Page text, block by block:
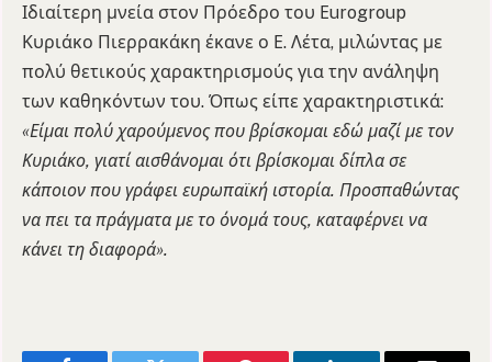
Ιδιαίτερη μνεία στον Πρόεδρο του Εurogroup
Κυριάκο Πιερρακάκη έκανε ο Ε. Λέτα, μιλώντας με
πολύ θετικούς χαρακτηρισμούς για την ανάληψη
των καθηκόντων του. Όπως είπε χαρακτηριστικά:
«Είμαι πολύ χαρούμενος που βρίσκομαι εδώ μαζί με τον
Κυριάκο, γιατί αισθάνομαι ότι βρίσκομαι δίπλα σε
κάποιον που γράφει ευρωπαϊκή ιστορία. Προσπαθώντας
να πει τα πράγματα με το όνομά τους, καταφέρνει να
κάνει τη διαφορά».